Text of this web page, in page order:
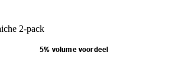
2-pack
5% volume voordeel